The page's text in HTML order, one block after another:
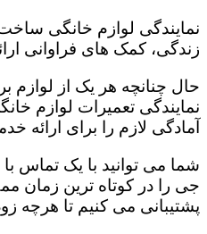
نمایندگی لوازم خانگی
زندگی، کمک های فراوانی ارائه
حال چنانچه هر یک از لوازم
نمایندگی تعمیرات لوازم
آمادگی لازم را برای ارائه
شما می توانید با یک تماس
جی را در کوتاه ترین زمان
پشتیبانی می کنیم تا هرچه